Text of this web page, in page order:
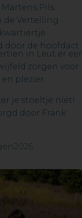
Pils.
de Vertelling
door de hoofdact
in Leut er
zorgen voor
plezier.
je stoeltje niet!
door Frank